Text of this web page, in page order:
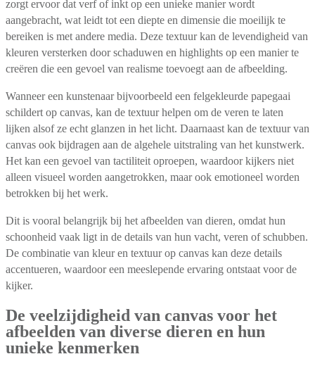
zorgt ervoor dat verf of inkt op een unieke manier wordt
aangebracht, wat leidt tot een diepte en dimensie die moeilijk te
bereiken is met andere media. Deze textuur kan de levendigheid van
kleuren versterken door schaduwen en highlights op een manier te
creëren die een gevoel van realisme toevoegt aan de afbeelding.
Wanneer een kunstenaar bijvoorbeeld een felgekleurde papegaai
schildert op canvas, kan de textuur helpen om de veren te laten
lijken alsof ze echt glanzen in het licht. Daarnaast kan de textuur van
canvas ook bijdragen aan de algehele uitstraling van het kunstwerk.
Het kan een gevoel van tactiliteit oproepen, waardoor kijkers niet
alleen visueel worden aangetrokken, maar ook emotioneel worden
betrokken bij het werk.
Dit is vooral belangrijk bij het afbeelden van dieren, omdat hun
schoonheid vaak ligt in de details van hun vacht, veren of schubben.
De combinatie van kleur en textuur op canvas kan deze details
accentueren, waardoor een meeslepende ervaring ontstaat voor de
kijker.
De veelzijdigheid van canvas voor het
afbeelden van diverse dieren en hun
unieke kenmerken